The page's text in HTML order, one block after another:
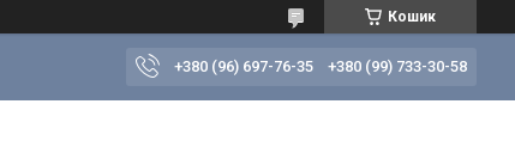
Кошик
+380 (96) 697-76-35 +380 (99) 733-30-58